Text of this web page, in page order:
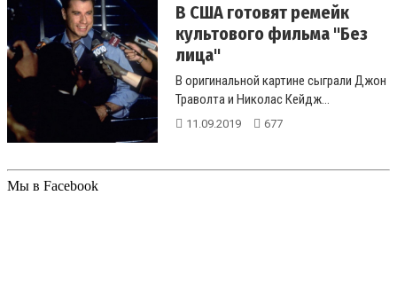
В США готовят ремейк
культового фильма "Без
лица"
В оригинальной картине сыграли Джон
Траволта и Николас Кейдж...
11.09.2019 677
Мы в Facebook